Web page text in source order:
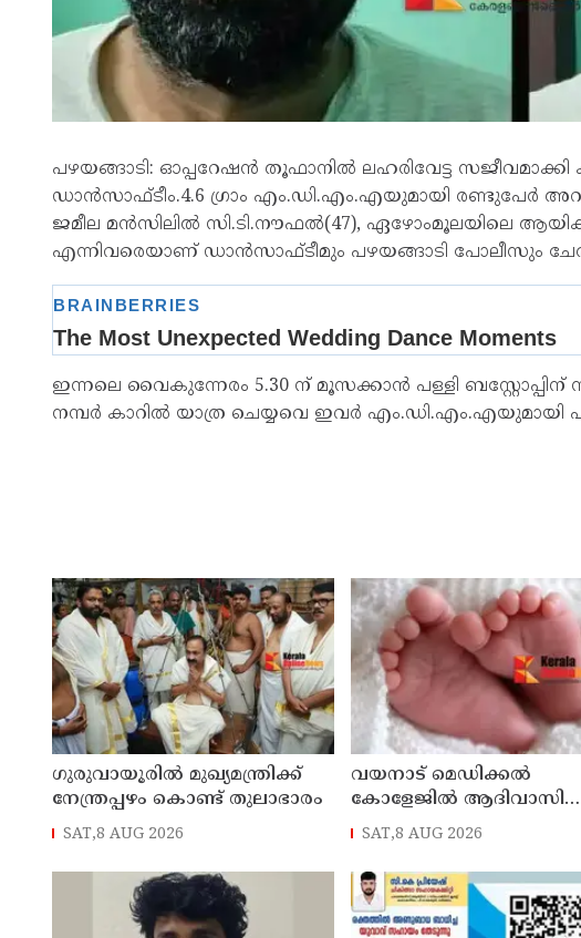
പഴയങ്ങാടി: ഓപ്പറേഷന്‍ തൂഫാനില്‍ ലഹരിവേട്ട
ഡാന്‍സാഫ്ടീം.4.6 ഗ്രാം എം.ഡി.എം.എയുമായി രണ്ടുപേര്‍
ജമീല മന്‍സിലില്‍ സി.ടി.നൗഫല്‍(47), ഏഴോംമൂലയിലെ
എന്നിവരെയാണ് ഡാന്‍സാഫ്ടീമും പഴയങ്ങാടി പോലീസും
ഇന്നലെ വൈകുന്നേരം 5.30 ന് മൂസക്കാന്‍ പള്ളി
നമ്പര്‍ കാറില്‍ യാത്ര ചെയ്യവെ ഇവര്‍ എം.ഡി.എം.എയുമായി
ഗുരുവായൂരിൽ മുഖ്യമന്ത്രിക്ക്
നേന്ത്രപ്പഴം കൊണ്ട് തുലാഭാരം
SAT,8 AUG 2026
വയനാട് മെഡിക്കല്‍
കോളേജില്‍ ആദിവാസി
യുവതി ശുചിമുറിയില്‍
SAT,8 AUG 2026